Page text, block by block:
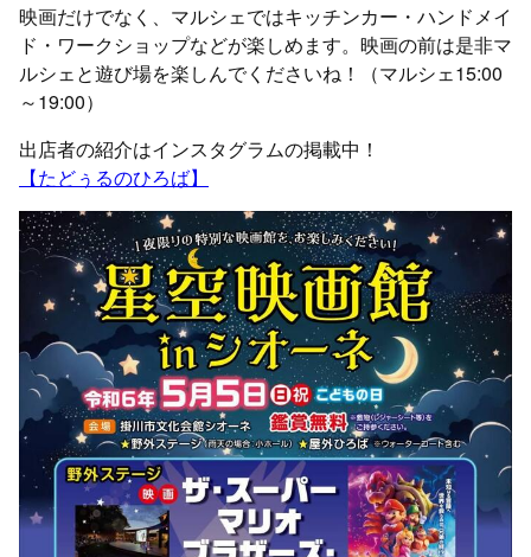
映画だけでなく、マルシェではキッチンカー・ハンドメイ
ド・ワークショップなどが楽しめます。映画の前は是非マ
ルシェと遊び場を楽しんでくださいね！（マルシェ15:00
～19:00）
出店者の紹介はインスタグラムの掲載中！
【たどぅるのひろば】